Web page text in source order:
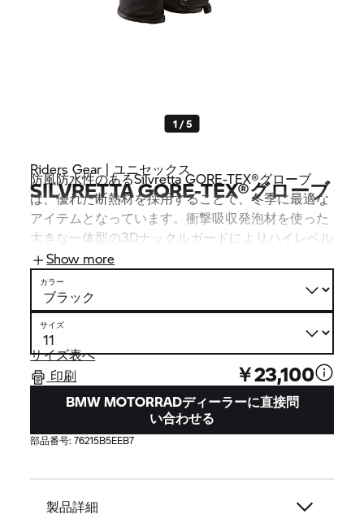
1 / 5
Riders Gear | ユニセックス
SILVRETTA GORE-TEX®グローブ
防風防水性のあるSilvretta GORE-TEX®グローブ
は、優れた断熱材を採用することで、冬季に最適な
アイテムとなっています。衝撃吸収発泡材を使った
大きな一体型の3Dナックルガードによりハイレベル
の安全性を確保します。特に長く断熱性に優れたカ
フで快適さをさらに高めます。
Show more
カラー
サイズ
サイズ表へ
印刷
￥23,100
BMW MOTORRADディーラーに直接問
い合わせる
部品番号:76215B5EEB7
製品詳細